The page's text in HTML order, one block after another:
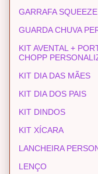
GARRAFA
GUARDA CHUVA
KIT AVENTAL +
CHOPP
KIT DIA DAS MÃES
KIT DIA DOS PAIS
KIT DINDOS
KIT XÍCARA
LANCHEIRA
LENÇO